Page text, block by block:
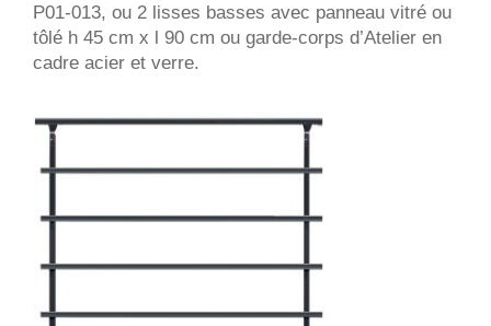
P01-013, ou 2 lisses basses avec panneau vitré ou
tôlé h 45 cm x l 90 cm ou garde-corps d’Atelier en
cadre acier et verre.